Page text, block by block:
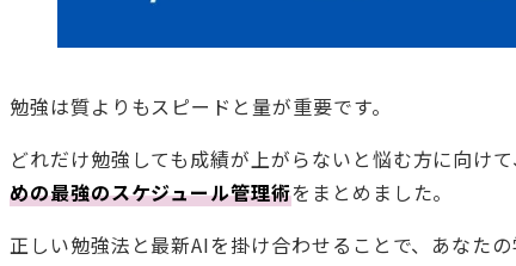
勉強は質よりもスピードと量が重要です。
どれだけ勉強しても成績が上がらないと悩む方に向け
めの最強のスケジュール管理術をまとめました。
正しい勉強法と最新AIを掛け合わせることで、あなた